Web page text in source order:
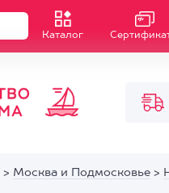
Каталог
> Москва и Подмосковье >